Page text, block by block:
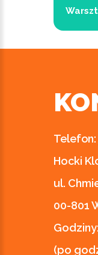
Telefon:
Hocki
ul.
00-801
Godziny:
(po